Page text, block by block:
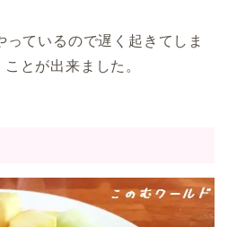
ているので遅く起きてしま
とが出来ました。